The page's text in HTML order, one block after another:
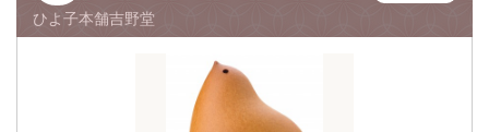
ひよ子本舗吉野堂